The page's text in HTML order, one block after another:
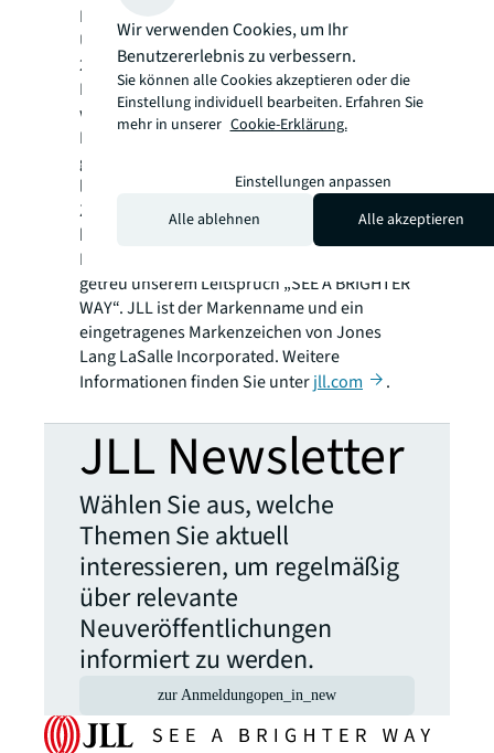
Einzelhandelsimmobilien. Als Fortune-500®-
Unternehmen mit einem Jahresumsatz von
20,8 Milliarden US-Dollar und
Niederlassungen in mehr als 80 Ländern
weltweit bieten unsere rund 106.000
Mitarbeiter die Leistungsfähigkeit einer
globalen Plattform in Kombination mit
lokaler Expertise. Angetrieben von unserem
Ziel, die Zukunft von Immobilien für eine
bessere Welt zu gestalten, helfen wir unseren
Kunden, Mitarbeitern und der Gesellschaft –
getreu unserem Leitspruch „SEE A BRIGHTER
WAY“. JLL ist der Markenname und ein
eingetragenes Markenzeichen von Jones
Lang LaSalle Incorporated. Weitere
Informationen finden Sie unterjll.com .
JLL Newsletter
Wählen Sie aus, welche
Themen Sie aktuell
interessieren, um regelmäßig
über relevante
Neuveröffentlichungen
informiert zu werden.
zur Anmeldungopen_in_new
Wir verwenden Cookies, um Ihr
Benutzererlebnis zu verbessern.
Sie können alle Cookies akzeptieren oder die
Einstellung individuell bearbeiten. Erfahren Sie
mehr in unserer Cookie-Erklärung.
Einstellungen anpassen
Alle ablehnen
Alle akzeptieren